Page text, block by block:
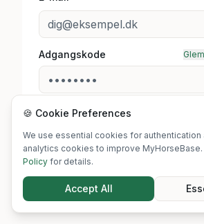
Adgangskode
Har du ikke en konto?
🍪 Cookie Preferences
We use essential cookies for authentication
analytics cookies to improve MyHorseBase.
Policy for details.
Accept All